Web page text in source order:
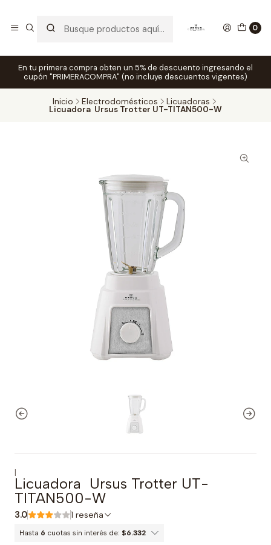
0
En tu primera compra obten un 5% de descuento ingresando el
cupón "PRIMERACOMPRA" (no incluye descuentos vigentes)
Inicio Electrodomésticos Licuadoras
Licuadora Ursus Trotter UT-TITAN500-W
|
Licuadora Ursus Trotter UT-
TITAN500-W
3.0 1 reseña
Hasta 6 cuotas sin interés de: $6.332